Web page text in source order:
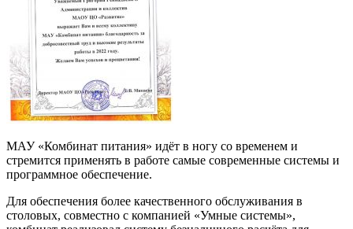
МАУ «Комбинат питания» идёт в ногу со временем и
стремится применять в работе самые современные системы и
программное обеспечение.
Для обеспечения более качественного обслуживания в
столовых, совместно с компанией «Умные системы»,